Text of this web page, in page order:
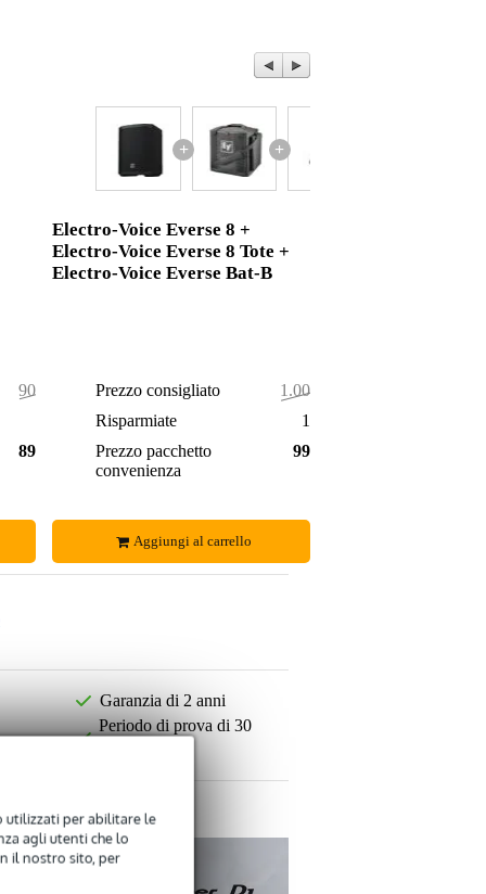
utilizzati per abilitare le
agli utenti che lo
il nostro sito, per
907,00 €
898,00 €
+ +
Electro-Voice Everse 8 +
Electro-Voice Everse 8 Tote +
Electro-Voice Everse Bat-B
Prezzo consigliato
1.006,00 €
Risparmiate
16,00 €
Prezzo pacchetto
convenienza
990,00 €
Aggiungi al carrello
Garanzia di 2 anni
Periodo di prova di 30